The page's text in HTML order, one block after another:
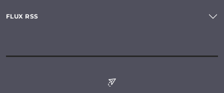
FLUX RSS